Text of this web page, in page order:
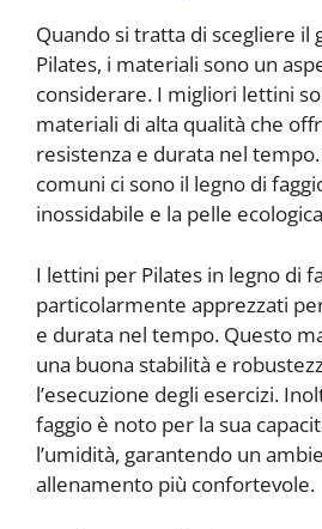
Quando si tratta di scegliere il
Pilates, i materiali sono un
considerare. I migliori lettini
materiali di alta qualità che
resistenza e durata nel
comuni ci sono il legno di
inossidabile e la pelle
I lettini per Pilates in legno di
particolarmente apprezzati
e durata nel tempo. Questo
una buona stabilità e
l’esecuzione degli esercizi.
faggio è noto per la sua
l’umidità, garantendo un
allenamento più confortevole.